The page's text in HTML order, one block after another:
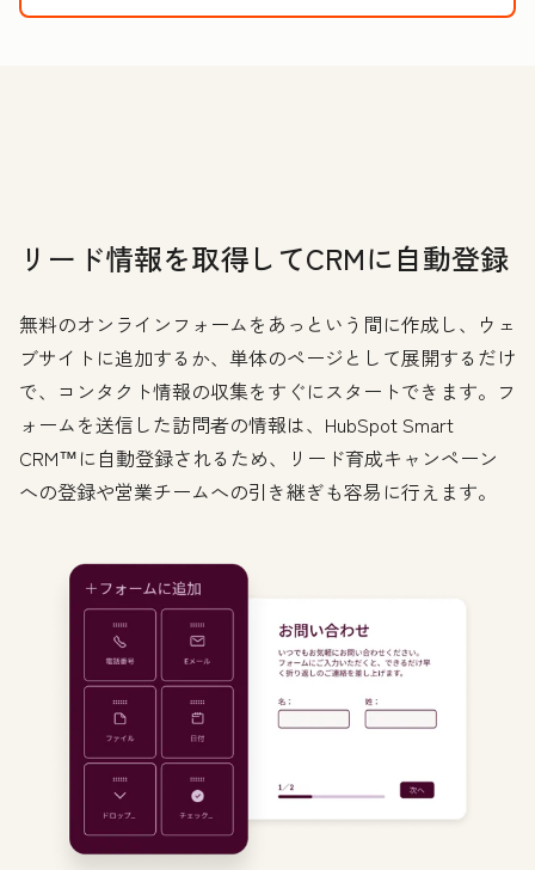
リード情報を取得してCRMに自動登録
無料のオンラインフォームをあっという間に作成し、ウェ
ブサイトに追加するか、単体のページとして展開するだけ
で、コンタクト情報の収集をすぐにスタートできます。フ
ォームを送信した訪問者の情報は、HubSpot Smart
CRM™に自動登録されるため、リード育成キャンペーン
への登録や営業チームへの引き継ぎも容易に行えます。